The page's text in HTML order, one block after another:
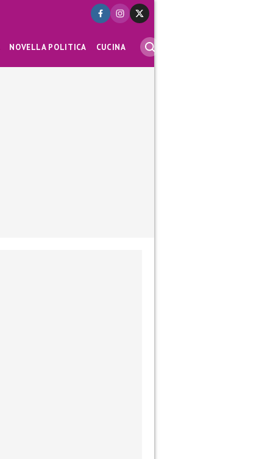
NOVELLA POLITICA CUCINA